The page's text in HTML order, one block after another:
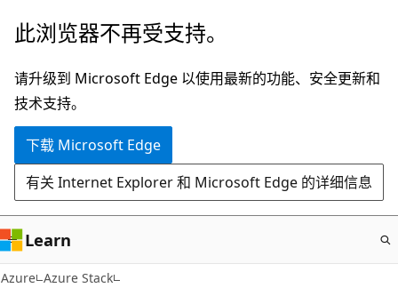
跳
主
要
内
此浏览器不再受支持。
请升级到 Microsoft Edge 以使用最新的功能、安全更新和
技术支持。
下载 Microsoft Edge
有关 Internet Explorer 和 Microsoft Edge 的详细信息
Learn
Azure Azure Stack